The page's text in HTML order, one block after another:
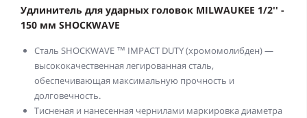
Удлинитель для ударных головок MILWAUKEE 1/2'' -
150 мм SHOCKWAVE
Сталь SHOCKWAVE ™ IMPACT DUTY (хромомолибден) —
высококачественная легированная сталь,
обеспечивающая максимальную прочность и
долговечность.
Тисненая и нанесенная чернилами маркировка диаметра